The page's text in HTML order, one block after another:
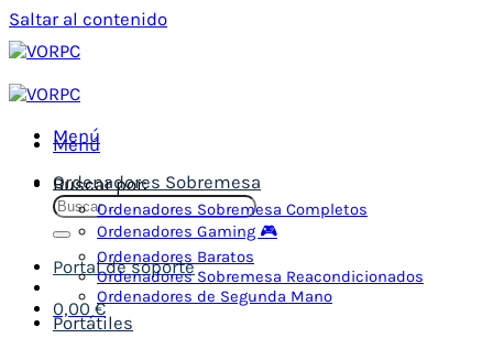
Saltar al contenido
Menú
Buscar por:
Portal de soporte
0,00 €
Menú
Ordenadores Sobremesa
Ordenadores Sobremesa Completos
Ordenadores Gaming 🎮
Ordenadores Baratos
Ordenadores Sobremesa Reacondicionados
Ordenadores de Segunda Mano
Portátiles